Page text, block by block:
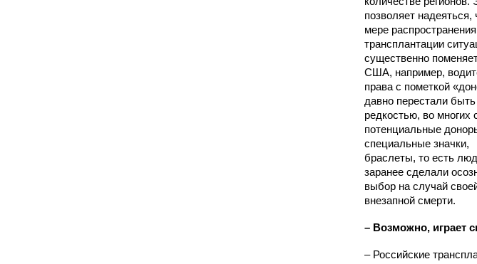
позволяет надеяться,
мере распространения
трансплантации
существенно
США, например,
права с пометкой
давно перестали быть
редкостью, во многих
потенциальные
специальные значки,
браслеты, то есть
заранее сделали
выбор на случай
внезапной смерти.
– Возможно, играет
– Российские